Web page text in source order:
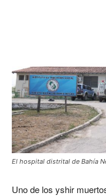
El hospital distrital de Bahía
Uno de los yshir